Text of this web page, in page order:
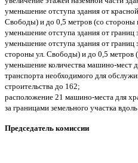
уменьшение отступа здания от
Свободы) и до 0,5 метров (со стороны
уменьшение отступа здания от
уменьшение отступа здания от границ
стороны ул. Свободы) и до 0,5 метров
уменьшение количества машино-мест
транспорта необходимого для
строительства до 162;
расположение 21 машино-места для
за границами земельного участка
Председатель